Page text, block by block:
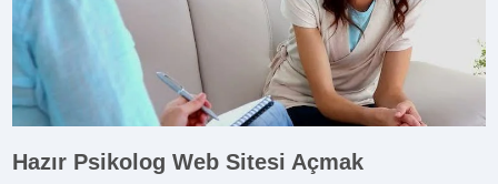
Hazır Psikolog Web Sitesi Açmak